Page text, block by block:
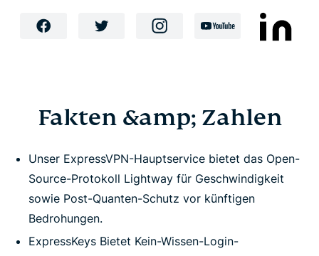
Fakten &amp; Zahlen
Unser ExpressVPN-Hauptservice bietet das Open-
Source-Protokoll Lightway für Geschwindigkeit
sowie Post-Quanten-Schutz vor künftigen
Bedrohungen.
ExpressKeys Bietet Kein-Wissen-Login-